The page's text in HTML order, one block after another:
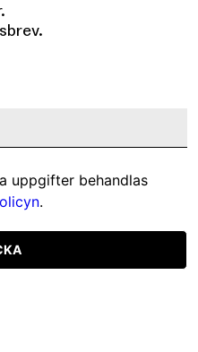
uppgifter behandlas
.